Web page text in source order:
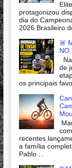
protagonizou
dia do
2026 Brasileiro
🚨
NO
de
os principais
recentes
a família
Pablo ...